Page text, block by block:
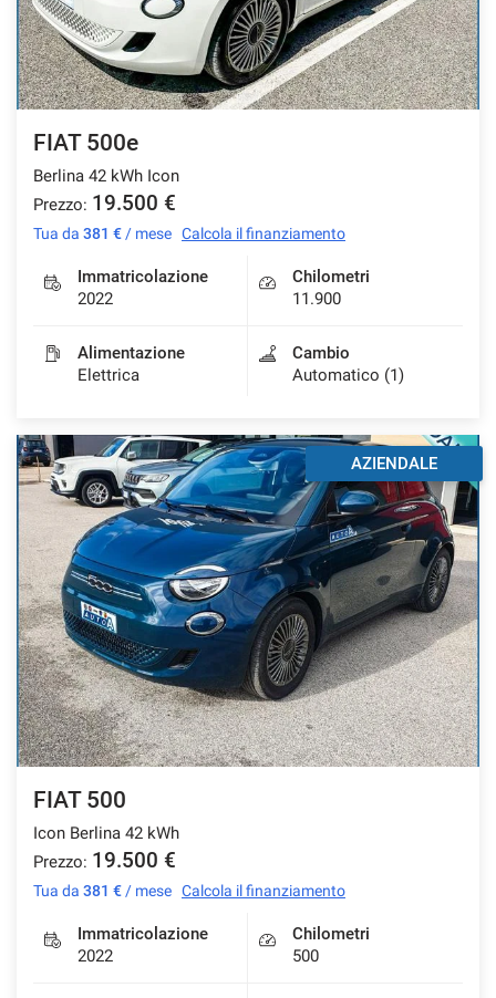
FIAT 500e
Berlina 42 kWh Icon
Prezzo: 19.500 €
Tua da 381 € / mese Calcola il finanziamento
Immatricolazione
2022
Chilometri
11.900
Alimentazione
Elettrica
Cambio
Automatico (1)
AZIENDALE
FIAT 500
Icon Berlina 42 kWh
Prezzo: 19.500 €
Tua da 381 € / mese Calcola il finanziamento
Immatricolazione
2022
Chilometri
500